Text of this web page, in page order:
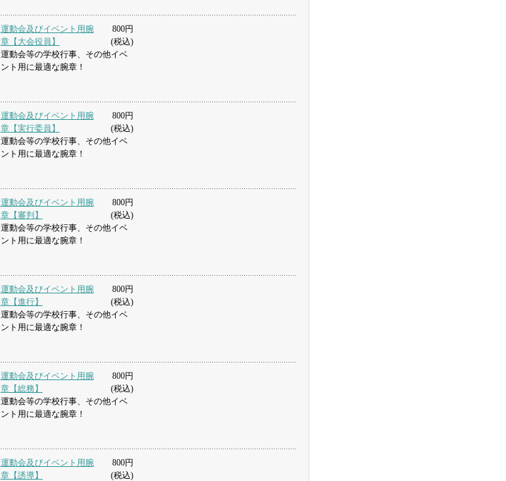
運動会及びイベント用腕
章【大会役員】
800円
(税込)
運動会等の学校行事、その他イベ
ント用に最適な腕章！
運動会及びイベント用腕
章【実行委員】
800円
(税込)
運動会等の学校行事、その他イベ
ント用に最適な腕章！
運動会及びイベント用腕
章【審判】
800円
(税込)
運動会等の学校行事、その他イベ
ント用に最適な腕章！
運動会及びイベント用腕
章【進行】
800円
(税込)
運動会等の学校行事、その他イベ
ント用に最適な腕章！
運動会及びイベント用腕
章【総務】
800円
(税込)
運動会等の学校行事、その他イベ
ント用に最適な腕章！
運動会及びイベント用腕
章【誘導】
800円
(税込)